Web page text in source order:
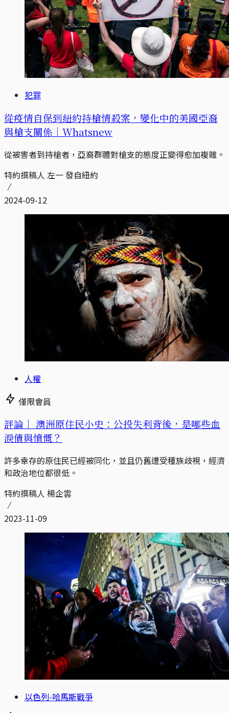
犯罪
從疫情自保到紐約持槍情殺案，變化中的美國亞裔
與槍支關係｜Whatsnew
從被害者到持槍者，亞裔群體對槍支的態度正變得愈加複雜。
特約撰稿人 左一 發自紐約
2024-09-12
人權
僅限會員
評論｜ 澳洲原住民小史：公投失利背後，是哪些血
淚債與憤慨？
許多幸存的原住民已經被同化，並且仍舊遭受種族歧視，經濟
和政治地位都很低。
特約撰稿人 楊企雲
2023-11-09
以色列-哈馬斯戰爭